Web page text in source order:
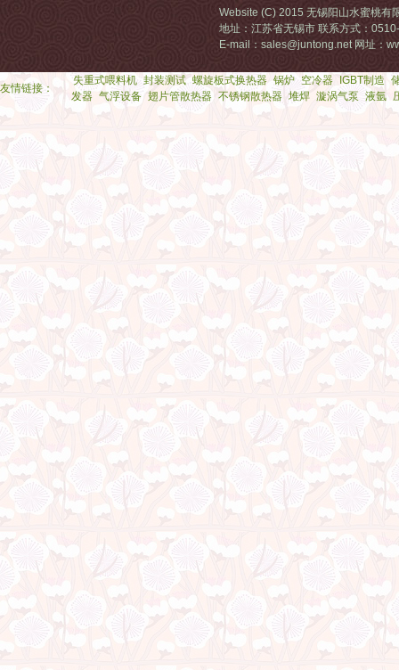
Website (C) 2015 无锡阳山水蜜桃有
地址：江苏省无锡市 联系方式：
E-mail：sales@juntong.net 网址：
友情链接：
失重式喂料机 封装测试 螺旋板式换热器 锅炉 空冷器 IGBT制造
发器 气浮设备 翅片管散热器 不锈钢散热器 堆焊 漩涡气泵 液氩